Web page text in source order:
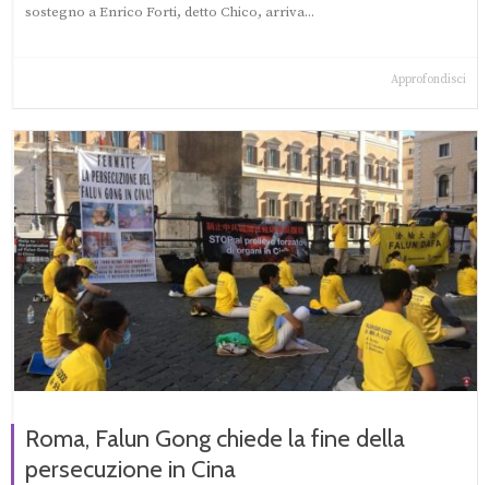
sostegno a Enrico Forti, detto Chico, arriva...
Approfondisci
Roma, Falun Gong chiede la fine della
persecuzione in Cina